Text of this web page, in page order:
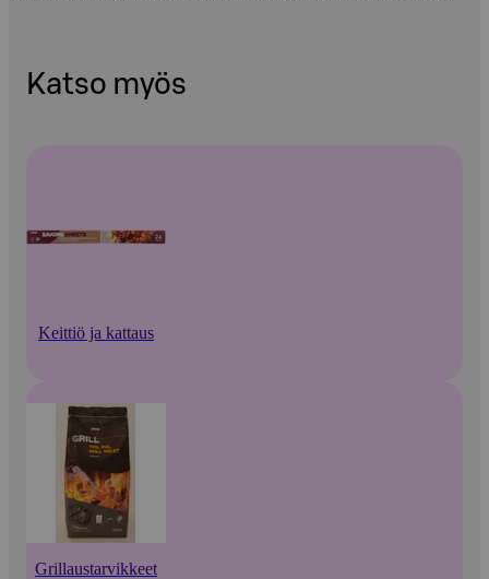
Katso myös
Keittiö ja kattaus
Grillaustarvikkeet